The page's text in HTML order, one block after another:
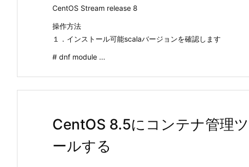
CentOS Stream release 8
操作方法
１．インストール可能scalaバージョンを確認します
# dnf module ...
CentOS 8.5にコンテナ管理
ールする